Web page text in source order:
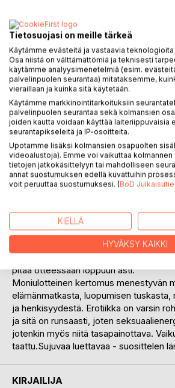
Lisää muistilistalle
Arvostele tuote
KUVAUS
Kirjan päähenkilö on menestyvä
maailmanmatkaaja ja hurmuri, joka
opettajansa hän löytää naisissa,
kuolevassa vaimossaan Mariassa, ja
" Tarina vie lukijan kutkuttavan
pitää otteessaan loppuun asti.
Moniulotteinen kertomus menestyvän
elämänmatkasta, luopumisen tuskasta,
ja henkisyydestä. Erotiikka on varsin
ja sitä on runsaasti, joten
jotenkin myös niitä tasapainottava.
taattu.Sujuvaa luettavaa - suosittelen
KIRJAILIJA
Tietosuojasi on meille tärkeä
Käytämme evästeitä ja vastaavia
Osa niistä on välttämättömiä ja teknisesti
käytämme analyysimenetelmiä (esim.
palvelinpuolen seurantaa) mitataksemme,
vieraillaan ja kuinka sitä käytetään.
Käytämme markkinointitarkoituksiin
palvelinpuolen seurantaa sekä kolmansien
joiden kautta voidaan käyttää laiteriippuvaisia
seurantapikseleitä ja IP-osoitteita.
Upotamme lisäksi kolmansien osapuolten
videoalustoja). Emme voi vaikuttaa
tietojen jatkokäsittelyyn tai mahdolliseen
annat suostumuksen edellä kuvattuihin
voit peruuttaa suostumuksesi. (BoD
KIELLÄ
HYVÄKSY KAIKKI